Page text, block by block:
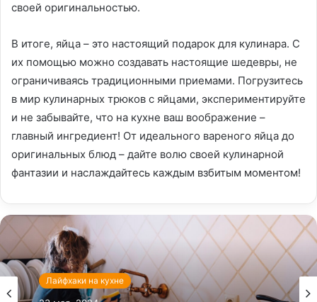
своей оригинальностью.
В итоге, яйца – это настоящий подарок для кулинара. С
их помощью можно создавать настоящие шедевры, не
ограничиваясь традиционными приемами. Погрузитесь
в мир кулинарных трюков с яйцами, экспериментируйте
и не забывайте, что на кухне ваш воображение –
главный ингредиент! От идеального вареного яйца до
оригинальных блюд – дайте волю своей кулинарной
фантазии и наслаждайтесь каждым взбитым моментом!
Лайфхаки на кухне